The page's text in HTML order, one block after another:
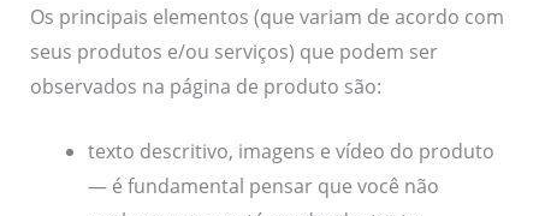
Os principais elementos (que variam de acordo com
seus produtos e/ou serviços) que podem ser
observados na página de produto são:
texto descritivo, imagens e vídeo do produto
— é fundamental pensar que você não